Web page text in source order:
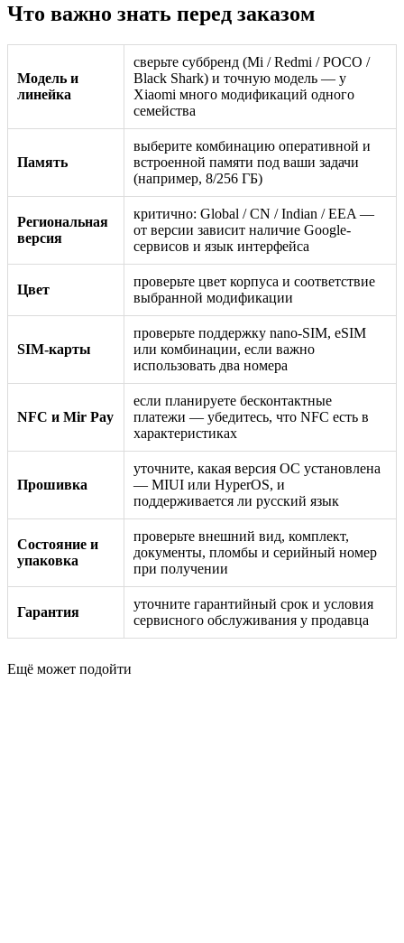
Что важно знать перед заказом
Модель и
линейка
сверьте суббренд (Mi / Redmi / POCO /
Black Shark) и точную модель — у
Xiaomi много модификаций одного
семейства
Память
выберите комбинацию оперативной и
встроенной памяти под ваши задачи
(например, 8/256 ГБ)
Региональная
версия
критично: Global / CN / Indian / EEA —
от версии зависит наличие Google-
сервисов и язык интерфейса
Цвет
проверьте цвет корпуса и соответствие
выбранной модификации
SIM-карты
проверьте поддержку nano-SIM, eSIM
или комбинации, если важно
использовать два номера
NFC и Mir Pay
если планируете бесконтактные
платежи — убедитесь, что NFC есть в
характеристиках
Прошивка
уточните, какая версия ОС установлена
— MIUI или HyperOS, и
поддерживается ли русский язык
Состояние и
упаковка
проверьте внешний вид, комплект,
документы, пломбы и серийный номер
при получении
Гарантия
уточните гарантийный срок и условия
сервисного обслуживания у продавца
Ещё может подойти